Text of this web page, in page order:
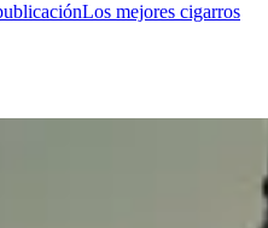
Los mejores cigarros